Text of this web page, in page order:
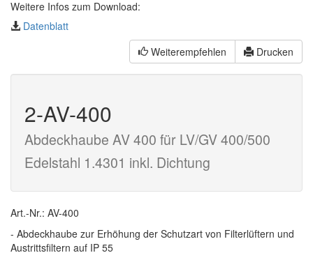
Weitere Infos zum Download:
Datenblatt
Weiterempfehlen
Drucken
2-AV-400
Abdeckhaube AV 400 für LV/GV 400/500
Edelstahl 1.4301 inkl. Dichtung
Art.-Nr.: AV-400
- Abdeckhaube zur Erhöhung der Schutzart von Filterlüftern und
Austrittsfiltern auf IP 55